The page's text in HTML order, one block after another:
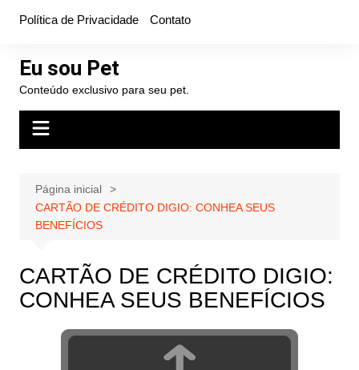
conteúdo
Política de Privacidade Contato
Eu sou Pet
Conteúdo exclusivo para seu pet.
Página inicial
CARTÃO DE CRÉDITO DIGIO: CONHEA SEUS
BENEFÍCIOS
CARTÃO DE CRÉDITO DIGIO:
CONHEA SEUS BENEFÍCIOS